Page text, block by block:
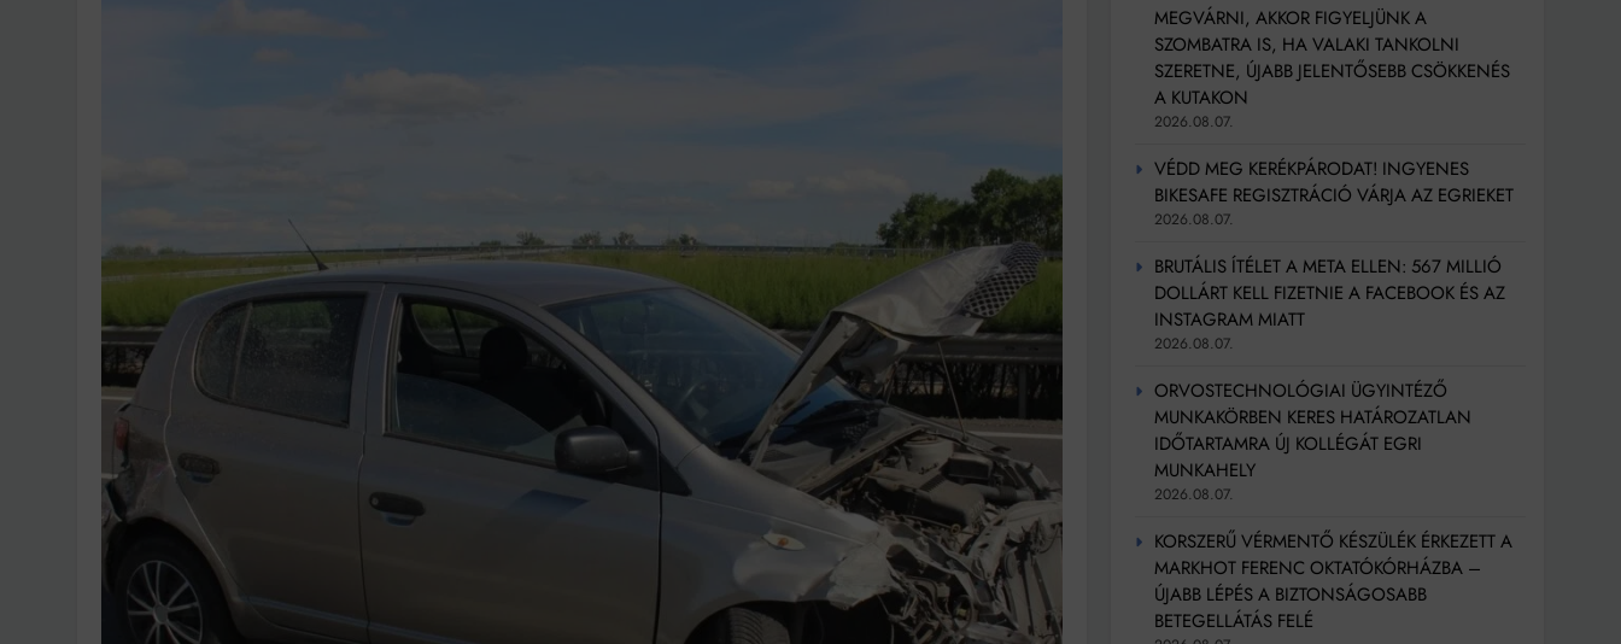
Létezik tökéletes élet: Truman is elhitte
Karinthy Frigyes: a zseni, aki belenézett a saját koponyájába
Ki akarsz törni. De miből?
Az öregség nem csak ránc?
Az ördög még mindig Pradát visel. De te miért öltözöl hozzá?
Móricz Zsigmond: falusi író vagy boncmester?
Mindenki a világot akarja uralni – de nem csak a 80-as években
Bitumenes lapostetők: a bevált technológia akkor működik, ha jól van felújítva
MEGVÁRNI, AKKOR FIGYELJÜNK A
SZOMBATRA IS, HA VALAKI TANKOLNI
SZERETNE, ÚJABB JELENTŐSEBB CSÖKKENÉS
A KUTAKON
2026.08.07.
VÉDD MEG KERÉKPÁRODAT! INGYENES
BIKESAFE REGISZTRÁCIÓ VÁRJA AZ EGRIEKET
2026.08.07.
BRUTÁLIS ÍTÉLET A META ELLEN: 567 MILLIÓ
DOLLÁRT KELL FIZETNIE A FACEBOOK ÉS AZ
INSTAGRAM MIATT
2026.08.07.
ORVOSTECHNOLÓGIAI ÜGYINTÉZŐ
MUNKAKÖRBEN KERES HATÁROZATLAN
IDŐTARTAMRA ÚJ KOLLÉGÁT EGRI
MUNKAHELY
2026.08.07.
KORSZERŰ VÉRMENTŐ KÉSZÜLÉK ÉRKEZETT A
MARKHOT FERENC OKTATÓKÓRHÁZBA –
ÚJABB LÉPÉS A BIZTONSÁGOSABB
BETEGELLÁTÁS FELÉ